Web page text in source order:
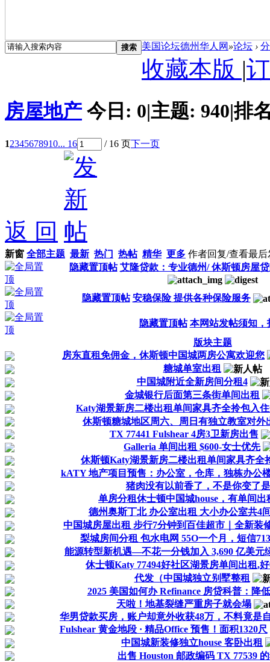
搜索 美国论坛德州华人网 »论坛 ›
收藏本版 |
房屋地产 今日: 0|主题: 940|排
12345678910... 16 / 16 页下一页
返 回
新窗 全部主题 最新 热门 热帖 精华 更多 作者回复/查看最后
隐藏置顶帖 艾隆贷款：专业德州/ 休斯顿房屋
隐藏置顶帖 安稳保险 提供各种保险服务
隐藏置顶帖 本网站发帖须知，
版块主题
房东直租免佣金，休斯顿中国城两房公寓欢迎您
糖城单室出租
中国城附近全新房间分租4
金城银行后面第三条街单间出租
Katy湖景新房二楼出租单间家具齐全拎包入
休斯顿糖城地区周六、周日有独立教室对外
TX 77441 Fulshear 4房3卫新房出售
Galleria 单间出租 $600-女士优先
休斯顿Katy湖景新房二楼出租单间家具齐全
kATY 地产项目预售：办公室，仓库，独栋办公
猪肉没有以前香了，不是你变了
单房分租休士顿中国城house，有单间出
德州奥斯丁北 办公室出租 大小办公室共4
中国城房屋出租 步行7分钟到百佳超市｜全新装
梨城房间分租 包水电网 55O一个月，短信
能源转型新机遇—不花一分钱加入 3,690 亿美元
休士顿Katy 77494好社区湖景房单间出租,
代发（中国城独立别墅整租
2025 美国如何办 Refinance 房贷科普：降
天啦！地基裂缝严重房子就会塌
华男贷款买房，账户却意外收获48万，不料竟是
Fulshear 黄金地段 · 精品Office 预售！面积1320尺
中国城新装修独立house 客卧出租
出售 Houston 邮政编码 TX 77539